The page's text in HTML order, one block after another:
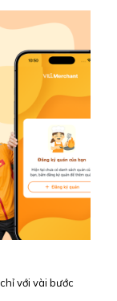
với vài bước